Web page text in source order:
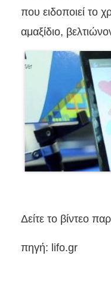
που ειδοποιεί το
αμαξίδιο,
Δείτε το βίντεο
πηγή: lifo.gr